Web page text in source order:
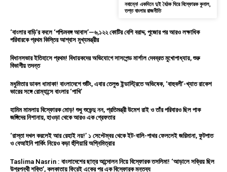
নবান্নে! একদিনে দুই বৈঠক ঘিরে বিস্ফোরক কুনাল,
তপ্ত বাংলার রাজনীতি
‘বাংলার বাড়ি’র বদলে ‘পশ্চিমবঙ্গ আবাস’—৬,১২২ কোটির বেশি বরাদ্দ, পুজোর পর আরও লক্ষাধিক
পরিবারকে প্রথম কিস্তির আশ্বাস মুখ্যমন্ত্রীর
বিধানসভার ইতিহাসে প্রথম! বিধায়কদের অভিযোগে সাসপেন্ড মার্শাল দেবব্রত মুখোপাধ্যায়, শুরু
বিভাগীয় তদন্ত
মধুমিতার ডাবল ধামাকা! বাংলাদেশে শুটিং, এবার তেলুগু ইন্ডাস্ট্রিতে অভিষেক, ‘বাহুবলী’-খ্যাত রাকেশ
ভারের সঙ্গে রোম্যান্সে বাংলার ‘পাখি’
হামিম মামলায় বিস্ফোরক মোড়! শুধু শুভেন্দু নন, প্রতিমন্ত্রী উমেশ রাই ও তাঁর পরিবারও ছিল পাক
জঙ্গিদের নিশানায়, হাওড়া থেকে আরও এক গ্রেফতার
‘রাস্তা দখল করলেই আর রেহাই নয়!’ ১ সেপ্টেম্বর থেকে ইট-বালি-পাথর ফেললেই জরিমানা, ফুটপাত
ও বেআইনি পার্কিং নিয়েও কড়া হুঁশিয়ারি অগ্নিমিত্রার
Taslima Nasrin : বাংলাদেশের ছাত্র আন্দোলন নিয়ে বিস্ফোরক তসলিমা! ‘আড়ালে সক্রিয় ছিল
উগ্রপন্থী শক্তি’, কলকাতায় ফিরেই একের পর এক বিস্ফোরক মন্তব্য